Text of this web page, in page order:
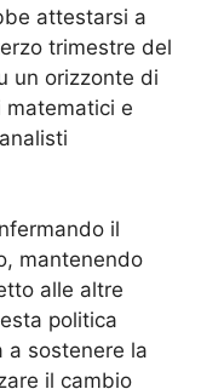
attestarsi a
trimestre del
un orizzonte di
matematici e
il
mantenendo
alle altre
politica
a sostenere la
il cambio